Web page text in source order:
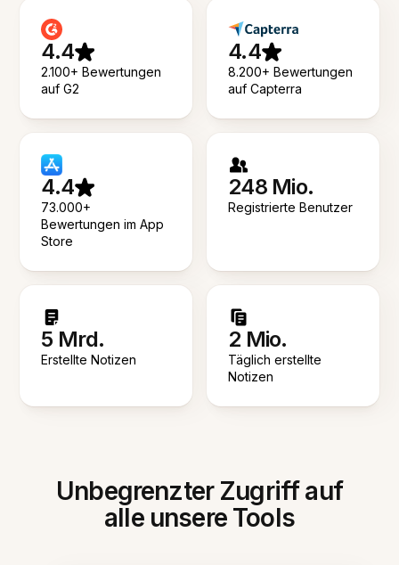
4.4
2.100+ Bewertungen
auf G2
4.4
8.200+ Bewertungen
auf Capterra
4.4
73.000+
Bewertungen im App
Store
248 Mio.
Registrierte Benutzer
5 Mrd.
Erstellte Notizen
2 Mio.
Täglich erstellte
Notizen
Unbegrenzter Zugriff auf
alle unsere Tools